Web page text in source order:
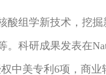
酸组学新技术，挖掘
科研成果发表在
中美专利6项，商业